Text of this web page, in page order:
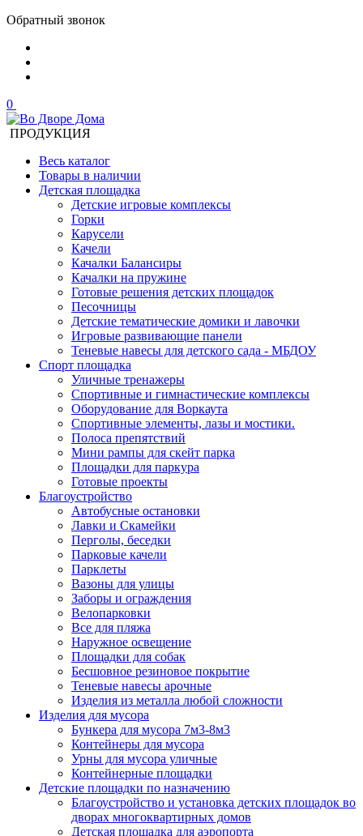
Обратный звонок
0
ПРОДУКЦИЯ
Весь каталог
Товары в наличии
Детская площадка
Детские игровые комплексы
Горки
Карусели
Качели
Качалки Балансиры
Качалки на пружине
Готовые решения детских площадок
Песочницы
Детские тематические домики и лавочки
Игровые развивающие панели
Теневые навесы для детского сада - МБДОУ
Спорт площадка
Уличные тренажеры
Спортивные и гимнастические комплексы
Оборудование для Воркаута
Спортивные элементы, лазы и мостики.
Полоса препятствий
Мини рампы для скейт парка
Площадки для паркура
Готовые проекты
Благоустройство
Автобусные остановки
Лавки и Скамейки
Перголы, беседки
Парковые качели
Парклеты
Вазоны для улицы
Заборы и ограждения
Велопарковки
Все для пляжа
Наружное освещение
Площадки для собак
Бесшовное резиновое покрытие
Теневые навесы арочные
Изделия из металла любой сложности
Изделия для мусора
Бункера для мусора 7м3-8м3
Контейнеры для мусора
Урны для мусора уличные
Контейнерные площадки
Детские площадки по назначению
Благоустройство и установка детских площадок во
дворах многоквартирных домов
Детская площадка для аэропорта